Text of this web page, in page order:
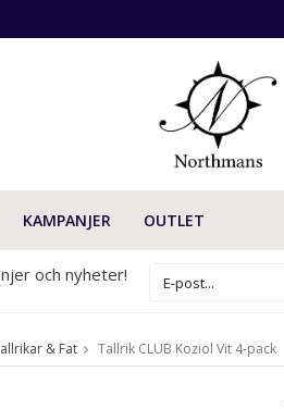
KAMPANJER OUTLET
och nyheter!
& Fat Tallrik CLUB Koziol Vit 4-pack